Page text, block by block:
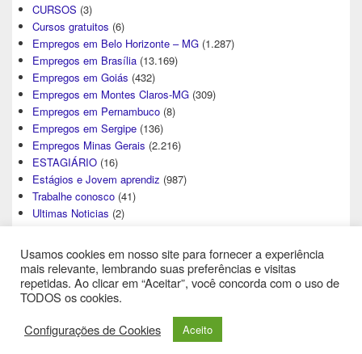
CURSOS (3)
Cursos gratuitos (6)
Empregos em Belo Horizonte – MG (1.287)
Empregos em Brasília (13.169)
Empregos em Goiás (432)
Empregos em Montes Claros-MG (309)
Empregos em Pernambuco (8)
Empregos em Sergipe (136)
Empregos Minas Gerais (2.216)
ESTAGIÁRIO (16)
Estágios e Jovem aprendiz (987)
Trabalhe conosco (41)
Ultimas Noticias (2)
Direitos Autorais © 2026 Central de Empregos
Theme: Catch Box byCatch Themes
Usamos cookies em nosso site para fornecer a experiência
mais relevante, lembrando suas preferências e visitas
repetidas. Ao clicar em “Aceitar”, você concorda com o uso de
TODOS os cookies.
Configurações de Cookies
Aceito